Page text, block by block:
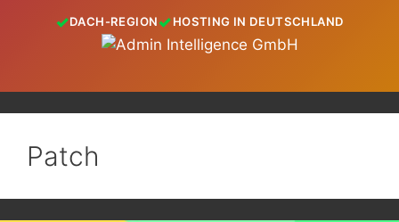
DACH-REGION HOSTING IN DEUTSCHLAND
Patch